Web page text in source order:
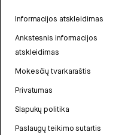
Informacijos atskleidimas
Ankstesnis informacijos
atskleidimas
Mokesčių tvarkaraštis
Privatumas
Slapukų politika
Paslaugų teikimo sutartis